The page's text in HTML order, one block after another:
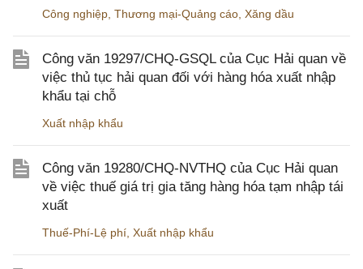
Công nghiệp Thương mại-Quảng cáo Xăng dầu
Công văn 19297/CHQ-GSQL của Cục Hải quan về
việc thủ tục hải quan đối với hàng hóa xuất nhập
khẩu tại chỗ
Xuất nhập khẩu
Công văn 19280/CHQ-NVTHQ của Cục Hải quan
về việc thuế giá trị gia tăng hàng hóa tạm nhập tái
xuất
Thuế-Phí-Lệ phí Xuất nhập khẩu